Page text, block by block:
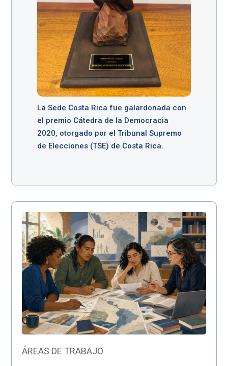
La Sede Costa Rica fue galardonada con
el premio Cátedra de la Democracia
2020, otorgado por el Tribunal Supremo
de Elecciones (TSE) de Costa Rica.
ÁREAS DE TRABAJO